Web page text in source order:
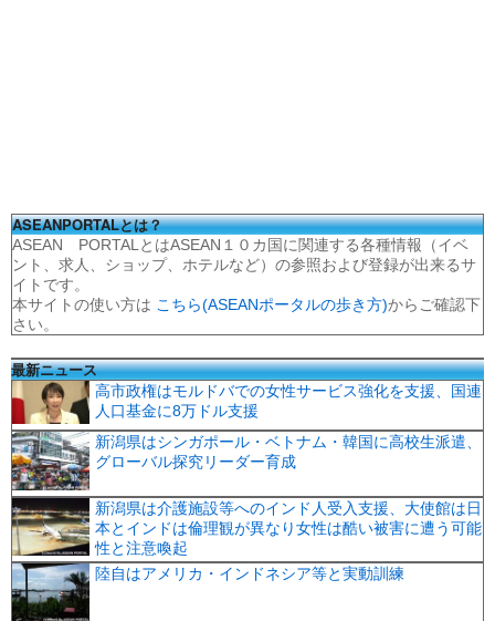
ASEANPORTALとは？
ASEAN PORTALとはASEAN１０カ国に関連する各種情報（イベ
ント、求人、ショップ、ホテルなど）の参照および登録が出来るサ
イトです。
本サイトの使い方は こちら(ASEANポータルの歩き方)からご確認下
さい。
最新ニュース
高市政権はモルドバでの女性サービス強化を支援、国連
人口基金に8万ドル支援
新潟県はシンガポール・ベトナム・韓国に高校生派遣、
グローバル探究リーダー育成
新潟県は介護施設等へのインド人受入支援、大使館は日
本とインドは倫理観が異なり女性は酷い被害に遭う可能
性と注意喚起
陸自はアメリカ・インドネシア等と実動訓練